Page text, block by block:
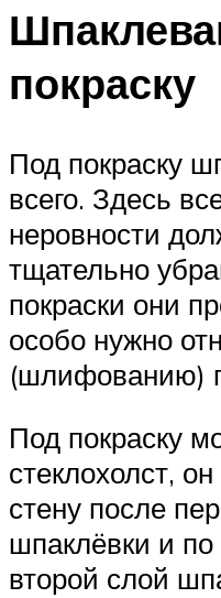
покраску
Под покраску
всего. Здесь
неровности
тщательно
покраски они
особо нужно
(шлифованию)
Под покраску
стеклохолст,
стену после
шпаклёвки и
второй слой